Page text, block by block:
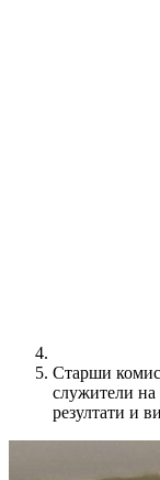
Старши
служители
резултати и